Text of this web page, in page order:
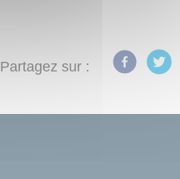
Partagez sur :